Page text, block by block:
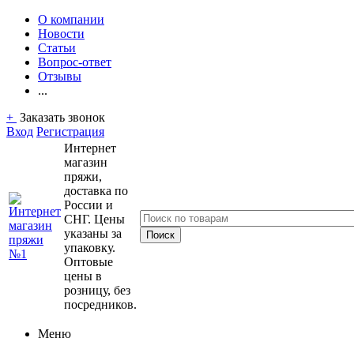
О компании
Новости
Статьи
Вопрос-ответ
Отзывы
...
+ Заказать звонок
Вход Регистрация
Интернет
магазин
пряжи,
доставка по
России и
СНГ. Цены
указаны за
упаковку.
Оптовые
цены в
розницу, без
посредников.
Меню